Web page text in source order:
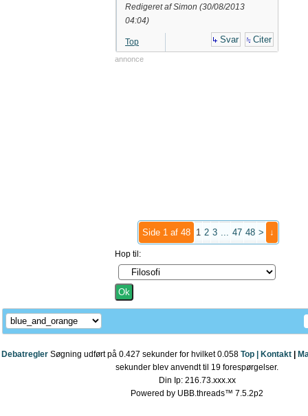
Redigeret af Simon (30/08/2013
04:04)
Top Svar Citer
annonce
Side 1 af 48 1 2 3 ... 47 48 > ↓
Hop til:
Debatregler Top | Kontakt
Søgning udført på 0.427 sekunder for hvilket 0.058
sekunder blev anvendt til 19 forespørgelser.
Din Ip: 216.73.xxx.xx
Powered by UBB.threads™ 7.5.2p2